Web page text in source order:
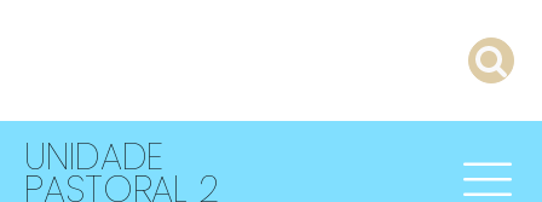
UNIDADE
PASTORAL 2